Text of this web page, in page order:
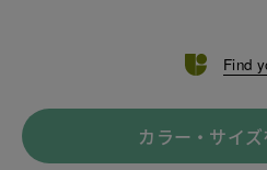
Find
カラー・サイ